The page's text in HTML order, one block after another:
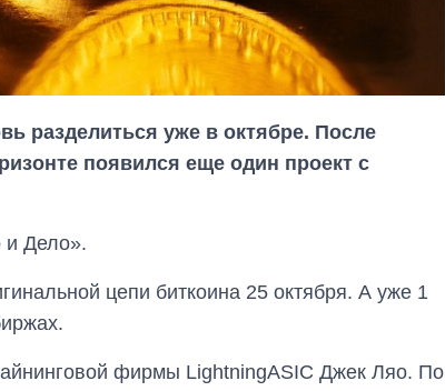
разделиться уже в октябре. После
появился еще один проект с
и Дело».
цепи биткоина 25 октября. А уже 1
фирмы LightningASIC Джек Ляо. По